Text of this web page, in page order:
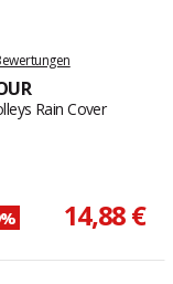
Rain Cover
14,88 €